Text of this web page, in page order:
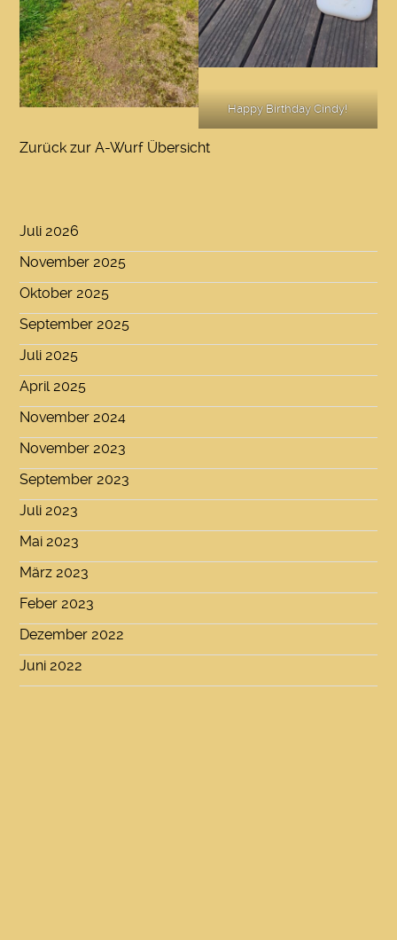
Happy Birthday Cindy!
Zurück zur A-Wurf Übersicht
Juli 2026
November 2025
Oktober 2025
September 2025
Juli 2025
April 2025
November 2024
November 2023
September 2023
Juli 2023
Mai 2023
März 2023
Feber 2023
Dezember 2022
Juni 2022